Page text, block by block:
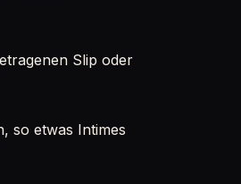
Slip oder
so etwas Intimes